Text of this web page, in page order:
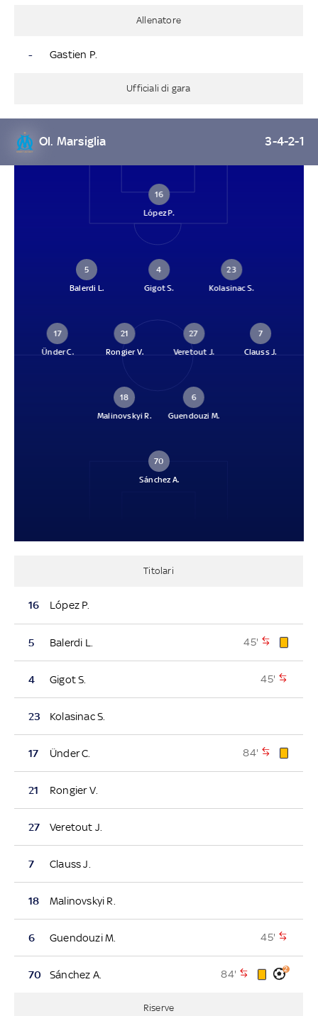
Allenatore
- Gastien P.
Ufficiali di gara
Ol. Marsiglia 3-4-2-1
16
López P.
5
Balerdi L.
4
Gigot S.
23
Kolasinac S.
17
Ünder C.
21
Rongier V.
27
Veretout J.
7
Clauss J.
6
Guendouzi M.
18
Malinovskyi R.
70
Sánchez A.
Titolari
16 López P.
5 Balerdi L. 45'
4 Gigot S. 45'
23 Kolasinac S.
17 Ünder C. 84'
21 Rongier V.
27 Veretout J.
7 Clauss J.
18 Malinovskyi R.
6 Guendouzi M. 45'
70 Sánchez A. 84' 2
Riserve